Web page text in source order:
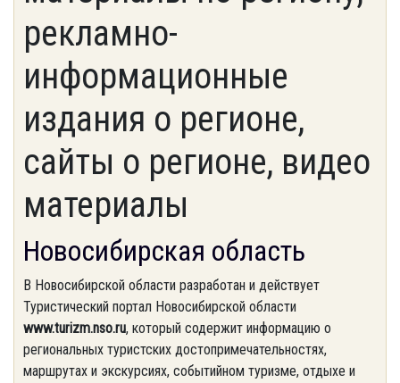
рекламно-
информационные
издания о регионе,
сайты о регионе, видео
материалы
Новосибирская область
В Новосибирской области разработан и действует
Туристический портал Новосибирской области
www.turizm.nso.ru, который содержит информацию о
региональных туристских достопримечательностях,
маршрутах и экскурсиях, событийном туризме, отдыхе и